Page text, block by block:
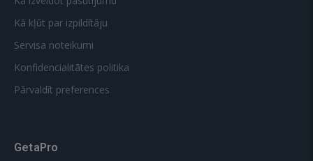
Kā kļūt par izpildītāju
Servisa noteikumi
Konfidencialitātes politika
Pārvaldīt preferences
GetaPro